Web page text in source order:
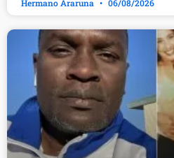
Hermano Araruna 06/08/2026